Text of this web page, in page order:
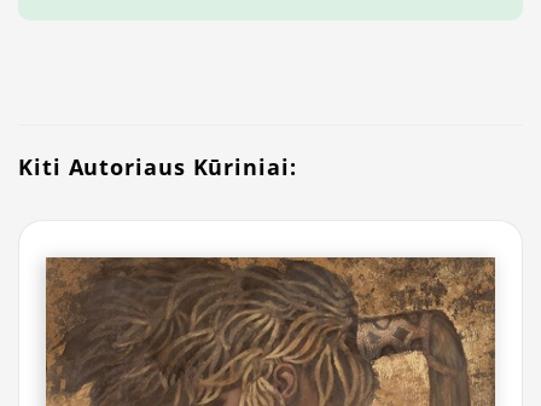
Kiti Autoriaus Kūriniai: